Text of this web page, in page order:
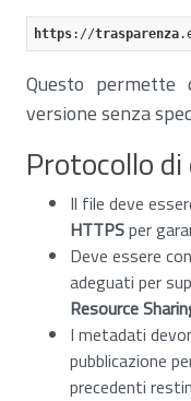
https://trasparenza
Questo permette
versione senza
Protocollo
Il file deve
HTTPSper
Deve essere
adeguati per
Resource
I metadati
pubblicazione
precedenti